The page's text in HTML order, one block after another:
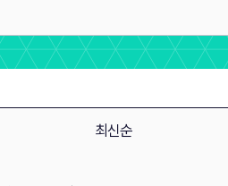
최신순